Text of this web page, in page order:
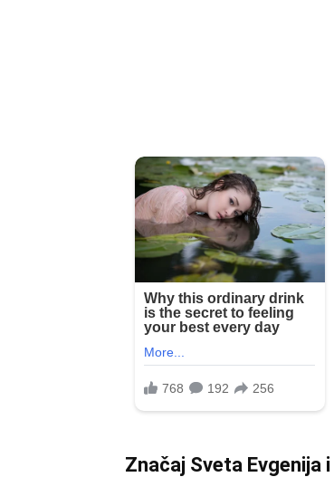
Značaj Sveta Evgenija